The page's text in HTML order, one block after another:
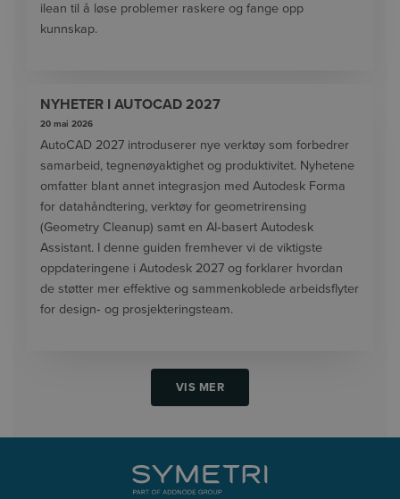
ilean til å løse problemer raskere og fange opp
kunnskap.
NYHETER I AUTOCAD 2027
20 mai 2026
AutoCAD 2027 introduserer nye verktøy som forbedrer
samarbeid, tegnenøyaktighet og produktivitet. Nyhetene
omfatter blant annet integrasjon med Autodesk Forma
for datahåndtering, verktøy for geometrirensing
(Geometry Cleanup) samt en AI‑basert Autodesk
Assistant. I denne guiden fremhever vi de viktigste
oppdateringene i Autodesk 2027 og forklarer hvordan
de støtter mer effektive og sammenkoblede arbeidsflyter
for design‑ og prosjekteringsteam.
VIS MER